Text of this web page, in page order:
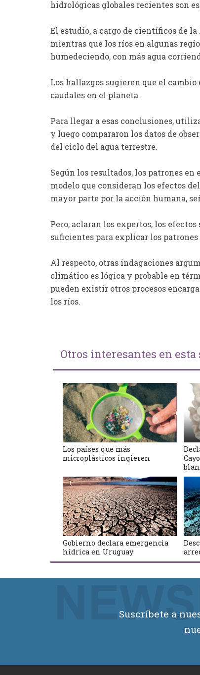
hidrológicas globales recientes son
El estudio, a cargo de científicos de
mientras que los ríos en algunas
humedeciendo, con más agua
Los hallazgos sugieren que el
caudales en el planeta.
Para llegar a esas conclusiones,
y luego compararon los datos de
del ciclo del agua terrestre.
Según los resultados, los patrones
modelo que consideran los efectos
mayor parte por la acción humana,
Pero, aclaran los expertos, los
suficientes para explicar los
Al respecto, otras indagaciones
climático es lógica y probable en
pueden existir otros procesos
los ríos.
Otros interesantes en esta
Los países que más
microplásticos ingieren
Gobierno declara emergencia
hídrica en Uruguay
Suscríbete a